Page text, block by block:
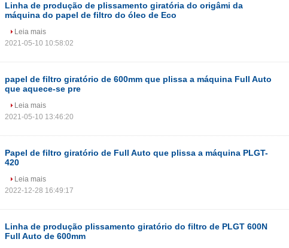
Linha de produção de plissamento giratória do origâmi da
máquina do papel de filtro do óleo de Eco
Leia mais
2021-05-10 10:58:02
papel de filtro giratório de 600mm que plissa a máquina Full Auto
que aquece-se pre
Leia mais
2021-05-10 13:46:20
Papel de filtro giratório de Full Auto que plissa a máquina PLGT-
420
Leia mais
2022-12-28 16:49:17
Linha de produção plissamento giratório do filtro de PLGT 600N
Full Auto de 600mm